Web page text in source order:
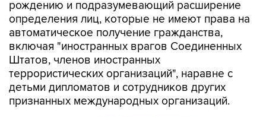
автоматическое получение гражданства,
включая "иностранных врагов Соединенных
Штатов, членов иностранных
террористических организаций", наравне с
детьми дипломатов и сотрудников других
признанных международных организаций.
Издание The Hillобращает внимание, что эти